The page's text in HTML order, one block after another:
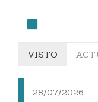
VISTO
28/07/2026